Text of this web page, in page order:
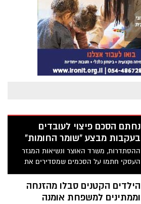
נחתם הסכם פיצוי לעובדים
בעקבות מבצע "שומר החומות"
ההסתדרות, משרד האוצר ונשיאות המגזר
העסקי חתמו על הסכמים שמסדירים את
תשלום השכר לעובדים במרחק של עד 80 ק"מ
מהרצועה, שנעדרו מעבודתם לאור המבצע
שאירע במאי האחרון. תשלום השכר או זיכוי
הילדים הקטנים סבלו מהזנחה
וממתינים למשפחת אומנה